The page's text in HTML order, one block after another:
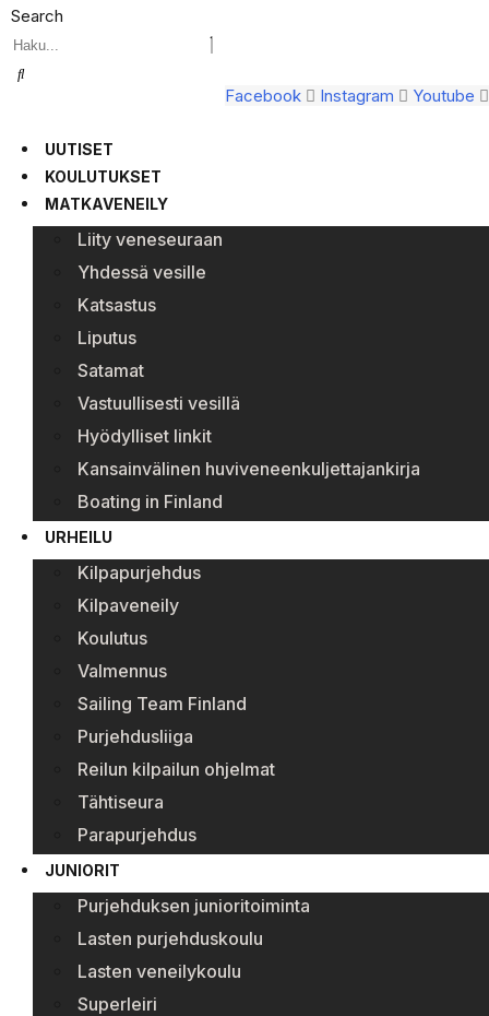
Search
Facebook Instagram Youtube
UUTISET
KOULUTUKSET
MATKAVENEILY
Liity veneseuraan
Yhdessä vesille
Katsastus
Liputus
Satamat
Vastuullisesti vesillä
Hyödylliset linkit
Kansainvälinen huviveneenkuljettajankirja
Boating in Finland
URHEILU
Kilpapurjehdus
Kilpaveneily
Koulutus
Valmennus
Sailing Team Finland
Purjehdusliiga
Reilun kilpailun ohjelmat
Tähtiseura
Parapurjehdus
JUNIORIT
Purjehduksen junioritoiminta
Lasten purjehduskoulu
Lasten veneilykoulu
Superleiri